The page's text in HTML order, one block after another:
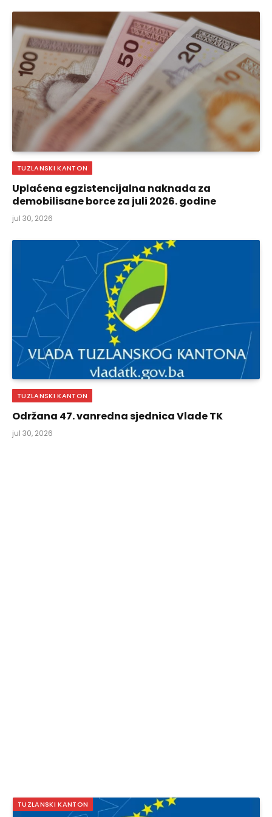
TUZLANSKI KANTON
Uplaćena egzistencijalna naknada za
demobilisane borce za juli 2026. godine
jul 30, 2026
TUZLANSKI KANTON
Održana 47. vanredna sjednica Vlade TK
jul 30, 2026
TUZLANSKI KANTON